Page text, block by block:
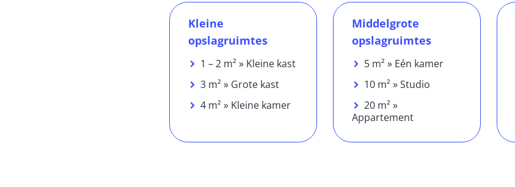
Kleine
opslagruimtes
1 – 2 m² » Kleine kast
3 m² » Grote kast
4 m² » Kleine kamer
Middelgrote
opslagruimtes
5 m² » Eén kamer
10 m² » Studio
20 m² »
Appartement